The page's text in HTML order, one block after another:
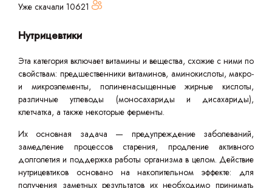
Уже скачали 10621
Нутрицевтики
Эта категория включает витамины и вещества, схожие с ними по
свойствам: предшественники витаминов, аминокислоты, макро-
и микроэлементы, полиненасыщенные жирные кислоты,
различные углеводы (моносахариды и дисахариды),
клетчатка, а также некоторые ферменты.
Их основная задача — предупреждение заболеваний,
замедление процессов старения, продление активного
долголетия и поддержка работы организма в целом. Действие
нутрицевтиков основано на накопительном эффекте: для
получения заметных результатов их необходимо принимать